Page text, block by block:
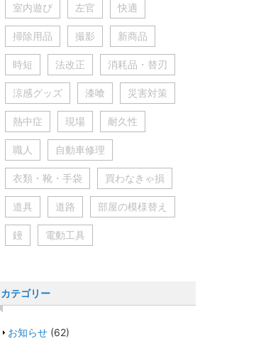
室内遊び 左官 快適
掃除用品 撮影 新商品
時短 法改正 消耗品・替刃
涼感グッズ 漆喰 災害対策
熱中症 現場 耐久性
職人 自動車修理
衣類・靴・手袋 買わなきゃ損
道具 道路 部屋の模様替え
鏝 電動工具
カテゴリー
お知らせ(62)